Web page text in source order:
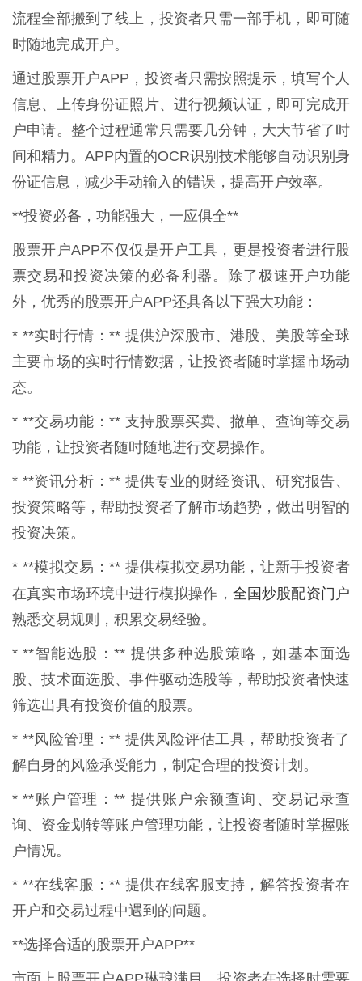
流程全部搬到了线上，投资者只需一部手机，即可随
时随地完成开户。
通过股票开户APP，投资者只需按照提示，填写个人
信息、上传身份证照片、进行视频认证，即可完成开
户申请。整个过程通常只需要几分钟，大大节省了时
间和精力。APP内置的OCR识别技术能够自动识别身
份证信息，减少手动输入的错误，提高开户效率。
**投资必备，功能强大，一应俱全**
股票开户APP不仅仅是开户工具，更是投资者进行股
票交易和投资决策的必备利器。除了极速开户功能
外，优秀的股票开户APP还具备以下强大功能：
* **实时行情：** 提供沪深股市、港股、美股等全球
主要市场的实时行情数据，让投资者随时掌握市场动
态。
* **交易功能：** 支持股票买卖、撤单、查询等交易
功能，让投资者随时随地进行交易操作。
* **资讯分析：** 提供专业的财经资讯、研究报告、
投资策略等，帮助投资者了解市场趋势，做出明智的
投资决策。
* **模拟交易：** 提供模拟交易功能，让新手投资者
在真实市场环境中进行模拟操作， 全国炒股配资门户
熟悉交易规则，积累交易经验。
* **智能选股：** 提供多种选股策略，如基本面选
股、技术面选股、事件驱动选股等，帮助投资者快速
筛选出具有投资价值的股票。
* **风险管理：** 提供风险评估工具，帮助投资者了
解自身的风险承受能力，制定合理的投资计划。
* **账户管理：** 提供账户余额查询、交易记录查
询、资金划转等账户管理功能，让投资者随时掌握账
户情况。
* **在线客服：** 提供在线客服支持，解答投资者在
开户和交易过程中遇到的问题。
**选择合适的股票开户APP**